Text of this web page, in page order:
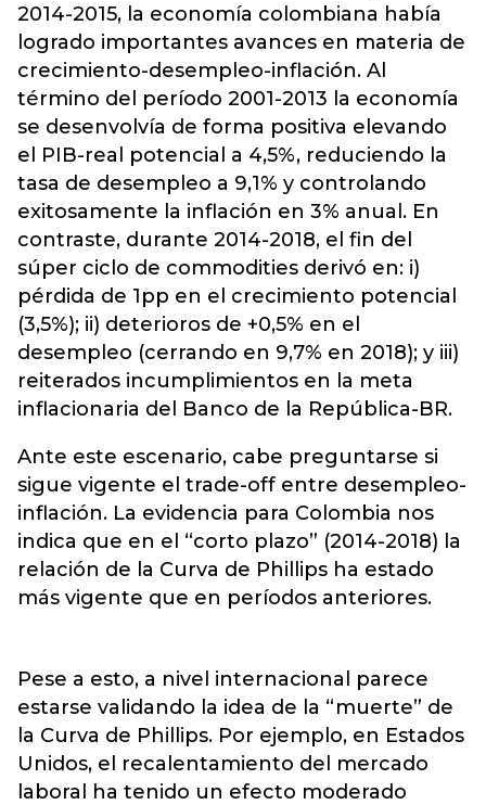
2014-2015, la economía colombiana había
logrado importantes avances en materia de
crecimiento-desempleo-inflación. Al
término del período 2001-2013 la economía
se desenvolvía de forma positiva elevando
el PIB-real potencial a 4,5%, reduciendo la
tasa de desempleo a 9,1% y controlando
exitosamente la inflación en 3% anual. En
contraste, durante 2014-2018, el fin del
súper ciclo de commodities derivó en: i)
pérdida de 1pp en el crecimiento potencial
(3,5%); ii) deterioros de +0,5% en el
desempleo (cerrando en 9,7% en 2018); y iii)
reiterados incumplimientos en la meta
inflacionaria del Banco de la República-BR.
Ante este escenario, cabe preguntarse si
sigue vigente el trade-off entre desempleo-
inflación. La evidencia para Colombia nos
indica que en el “corto plazo” (2014-2018) la
relación de la Curva de Phillips ha estado
más vigente que en períodos anteriores.
Pese a esto, a nivel internacional parece
estarse validando la idea de la “muerte” de
la Curva de Phillips. Por ejemplo, en Estados
Unidos, el recalentamiento del mercado
laboral ha tenido un efecto moderado